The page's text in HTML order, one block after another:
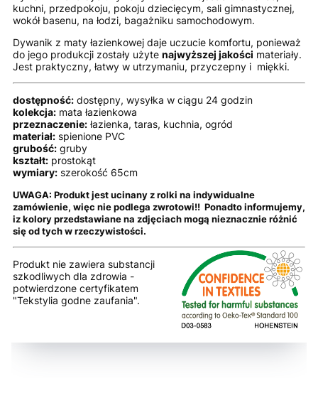
kuchni, przedpokoju, pokoju dziecięcym, sali gimnastycznej,
wokół basenu, na łodzi, bagażniku samochodowym.
Dywanik z maty łazienkowej daje uczucie komfortu, ponieważ
do jego produkcji zostały użyte najwyższej jakości materiały.
Jest praktyczny, łatwy w utrzymaniu, przyczepny i miękki.
dostępność: dostępny, wysyłka w ciągu 24 godzin
kolekcja: mata łazienkowa
przeznaczenie: łazienka, taras, kuchnia, ogród
materiał: spienione PVC
grubość: gruby
kształt: prostokąt
wymiary: szerokość 65cm
UWAGA: Produkt jest ucinany z rolki na indywidualne
zamówienie, więc nie podlega zwrotowi!! Ponadto informujemy,
iz kolory przedstawiane na zdjęciach mogą nieznacznie różnić
się od tych w rzeczywistości.
Produkt nie zawiera substancji
szkodliwych dla zdrowia -
potwierdzone certyfikatem
"Tekstylia godne zaufania".